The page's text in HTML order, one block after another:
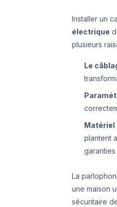
Installer un
électrique
plusieurs
Le
Matériel
plantent
garanties
La
une maison
sécuritaire